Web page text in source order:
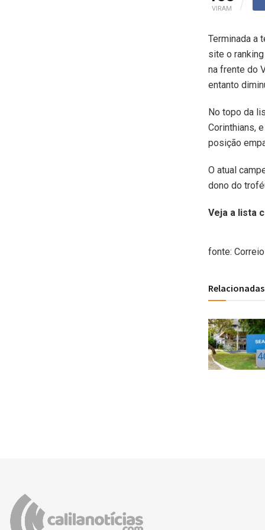
VIRAM
Terminada a
site o
na frente do
entanto
No topo da
Corinthians,
posição
O atual
dono do
Veja a lista
fonte: Correio
Relacionadas